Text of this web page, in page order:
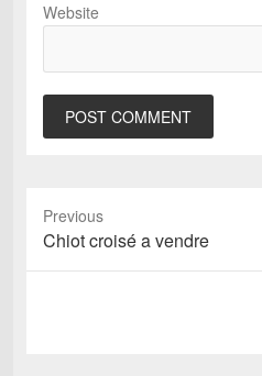
Website
Previous
Previous
post:
Chiot croisé a vendre